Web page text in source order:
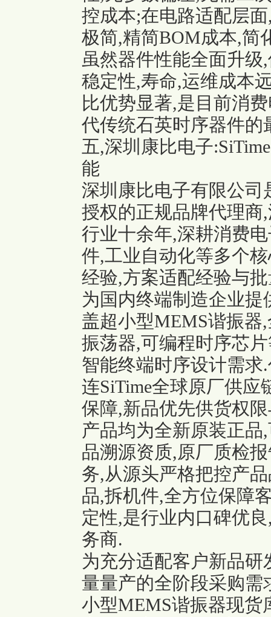
控成本;在电路适配层
极简,精简BOM成本,简
虽然器件性能全面升
稳定性,寿命,运维成本
比优势显著,是目前消
代传统石英时序器件的
五,深圳康比电子
能
深圳康比电子有限公司
授权的正规品牌代理商
行业十余年,深耕消费
件,工业自动化等多个
经验,方案适配经验与
为国内终端制造企业提
盖超小型MEMS谐振器
振荡器,可编程时序芯
智能终端时序设计需
连SiTime全球原厂供
保障,新品优先供货权
产品均为全新原装正
品溯源资质,原厂质检
务,从源头严格把控产
品,拆机件,全方位保障
定性,是行业内口碑优
务商.
为充分适配客户新品
量量产的全阶段采购需
小型MEMS谐振器现货